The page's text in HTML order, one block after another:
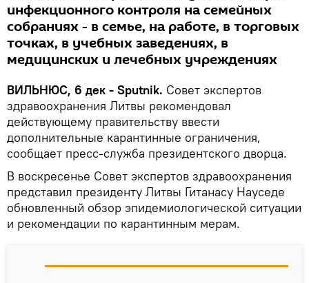
инфекционного контроля на семейных
собраниях - в семье, на работе, в торговых
точках, в учебных заведениях, в
медицинских и лечебных учреждениях
ВИЛЬНЮС, 6 дек - Sputnik. Совет экспертов
здравоохранения Литвы рекомендовал
действующему правительству ввести
дополнительные карантинные ограничения,
сообщает пресс-служба президентского дворца.
В воскресенье Совет экспертов здравоохранения
представил президенту Литвы Гитанасу Науседе
обновленный обзор эпидемиологической ситуации
и рекомендации по карантинным мерам.